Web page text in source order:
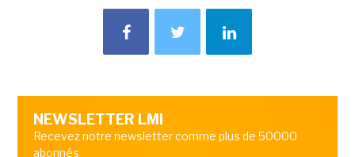
NEWSLETTER LMI
Recevez notre newsletter comme plus de 50000
abonnés